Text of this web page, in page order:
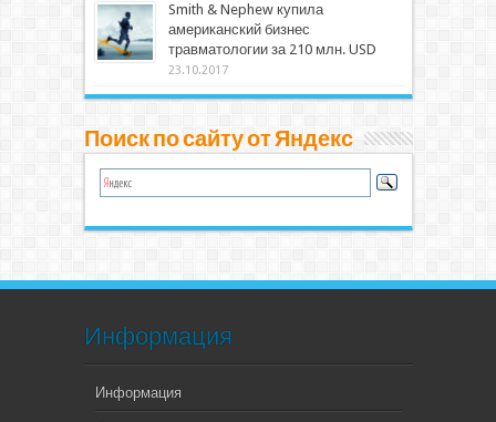
Smith & Nephew купила
американский бизнес
травматологии за 210 млн. USD
23.10.2017
Поиск по сайту от Яндекс
Информация
Информация